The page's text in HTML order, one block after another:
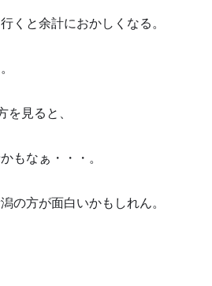
くと余計におかしくなる。
見ると、
もなぁ・・・。
の方が面白いかもしれん。